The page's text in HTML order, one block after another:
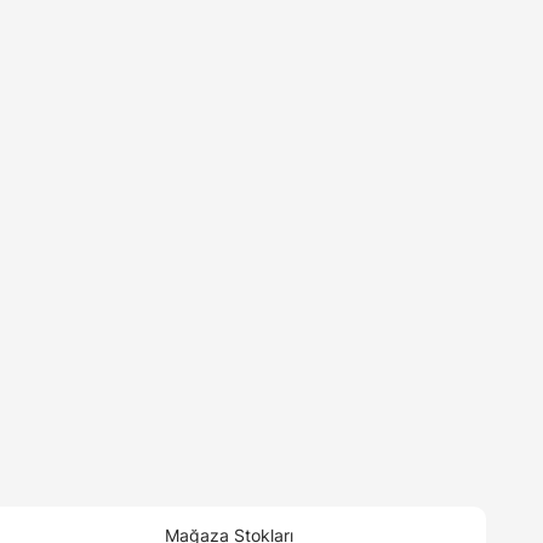
Mağaza Stokları